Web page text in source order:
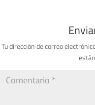
Tu dirección de correo